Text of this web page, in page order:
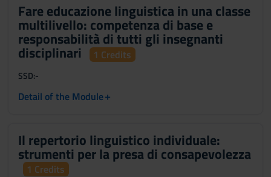
Fare educazione linguistica in una classe
multilivello: competenza di base e
responsabilità di tutti gli insegnanti
disciplinari 1 Credits
SSD:-
Detail of the Module+
Il repertorio linguistico individuale:
strumenti per la presa di consapevolezza
1 Credits